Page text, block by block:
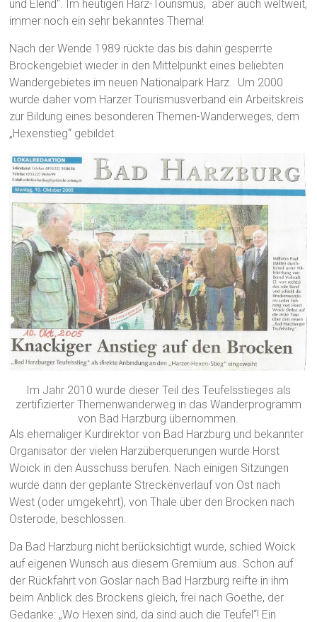
und Elend“. Im heutigen Harz-Tourismus, aber auch weltweit,
immer noch ein sehr bekanntes Thema!
Nach der Wende 1989 rückte das bis dahin gesperrte
Brockengebiet wieder in den Mittelpunkt eines beliebten
Wandergebietes im neuen Nationalpark Harz. Um 2000
wurde daher vom Harzer Tourismusverband ein Arbeitskreis
zur Bildung eines besonderen Themen-Wanderweges, dem
„Hexenstieg“ gebildet.
Im Jahr 2010 wurde dieser Teil des Teufelsstieges als
zertifizierter Themenwanderweg in das Wanderprogramm
von Bad Harzburg übernommen.
Als ehemaliger Kurdirektor von Bad Harzburg und bekannter
Organisator der vielen Harzüberquerungen wurde Horst
Woick in den Ausschuss berufen. Nach einigen Sitzungen
wurde dann der geplante Streckenverlauf von Ost nach
West (oder umgekehrt), von Thale über den Brocken nach
Osterode, beschlossen.
Da Bad Harzburg nicht berücksichtigt wurde, schied Woick
auf eigenen Wunsch aus diesem Gremium aus. Schon auf
der Rückfahrt von Goslar nach Bad Harzburg reifte in ihm
beim Anblick des Brockens gleich, frei nach Goethe, der
Gedanke: „Wo Hexen sind, da sind auch die Teufel“! Ein